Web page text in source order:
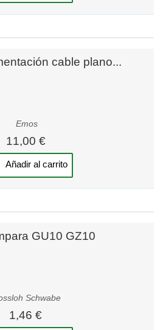
cable plano...
Emos
11,00 €
Añadir al carrito
GU10 GZ10
Schwabe
1,46 €